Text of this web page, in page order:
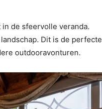
de sfeervolle veranda.
Dit is de perfecte
outdooravonturen.